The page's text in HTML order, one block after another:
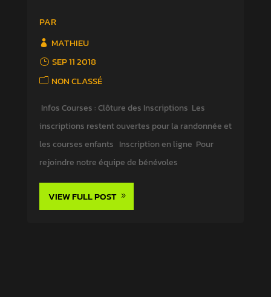
PAR
MATHIEU
SEP 11 2018
NON CLASSÉ
Infos Courses : Clôture des Inscriptions Les
inscriptions restent ouvertes pour la randonnée et
les courses enfants Inscription en ligne Pour
rejoindre notre équipe de bénévoles
VIEW FULL POST